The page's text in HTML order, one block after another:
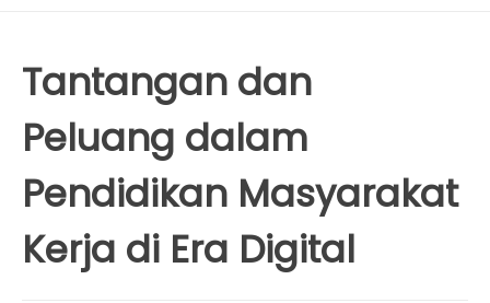
Tantangan dan
Peluang dalam
Pendidikan Masyarakat
Kerja di Era Digital